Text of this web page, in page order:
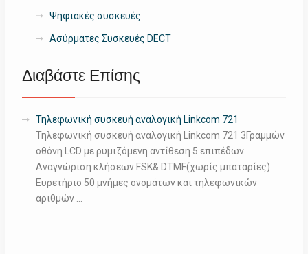
Ψηφιακές συσκευές
Ασύρματες Συσκευές DECT
Διαβάστε Επίσης
Τηλεφωνική συσκευή αναλογική Linkcom 721
Τηλεφωνική συσκευή αναλογική Linkcom 721 3Γραμμών
οθόνη LCD με ρυμιζόμενη αντίθεση 5 επιπέδων
Αναγνώριση κλήσεων FSK& DTMF(χωρίς μπαταρίες)
Ευρετήριο 50 μνήμες ονομάτων και τηλεφωνικών
αριθμών …